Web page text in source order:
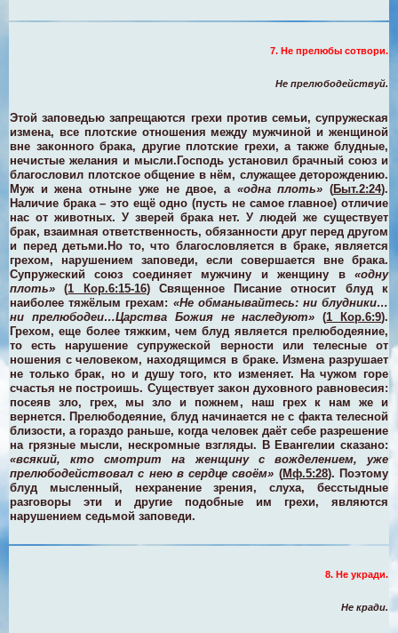
7. Не прелюбы сотвори.
Не прелюбодействуй.
Этой заповедью запрещаются грехи против семьи, супружеская
измена, все плотские отношения между мужчиной и женщиной
вне законного брака, другие плотские грехи, а также блудные,
нечистые желания и мысли.Господь установил брачный союз и
благословил плотское общение в нём, служащее деторождению.
Муж и жена отныне уже не двое, а «одна плоть» (Быт.2:24).
Наличие брака – это ещё одно (пусть не самое главное) отличие
нас от животных. У зверей брака нет. У людей же существует
брак, взаимная ответственность, обязанности друг перед другом
и перед детьми.Но то, что благословляется в браке, является
грехом, нарушением заповеди, если совершается вне брака.
Супружеский союз соединяет мужчину и женщину в «одну
плоть» (1 Кор.6:15-16) Священное Писание относит блуд к
наиболее тяжёлым грехам: «Не обманывайтесь: ни блудники…
ни прелюбодеи…Царства Божия не наследуют» (1 Кор.6:9).
Грехом, еще более тяжким, чем блуд является прелюбодеяние,
то есть нарушение супружеской верности или телесные от
ношения с человеком, находящимся в браке.Измена разрушает
не только брак, но и душу того, кто изменяет. На чужом горе
счастья не построишь. Существует закон духовного равновесия:
посеяв зло, грех, мы зло и пожнем, наш грех к нам же и
вернется. Прелюбодеяние, блуд начинается не с факта телесной
близости, а гораздо раньше, когда человек даёт себе разрешение
на грязные мысли, нескромные взгляды. В Евангелии сказано:
«всякий, кто смотрит на женщину с вожделением, уже
прелюбодействовал с нею в сердце своём» (Мф.5:28). Поэтому
блуд мысленный, нехранение зрения, слуха, бесстыдные
разговоры эти и другие подобные им грехи, являются
нарушением седьмой заповеди.
8. Не укради.
Не кради.